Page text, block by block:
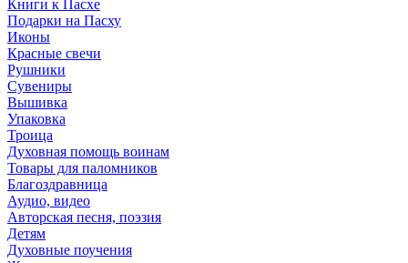
Книги к Пасхе
Подарки на Пасху
Иконы
Красные свечи
Рушники
Сувениры
Вышивка
Упаковка
Троица
Духовная помощь воинам
Товары для паломников
Благоздравница
Аудио, видео
Авторская песня, поэзия
Детям
Духовные поучения